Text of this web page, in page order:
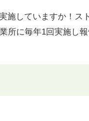
施していますか！ス
所に毎年1回実施し報